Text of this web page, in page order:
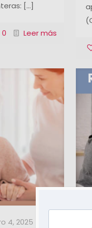
[…]
0 Leer más
4, 2025